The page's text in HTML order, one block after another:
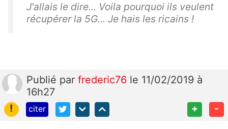
J'allais le dire... Voila pourquoi ils veulent
récupérer la 5G... Je hais les ricains !
Publié par frederic76 le 11/02/2019 à
16h27
!
citer + -